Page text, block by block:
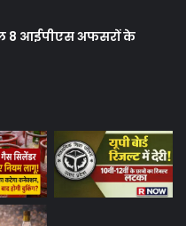
8 आईपीएस अफसरों के